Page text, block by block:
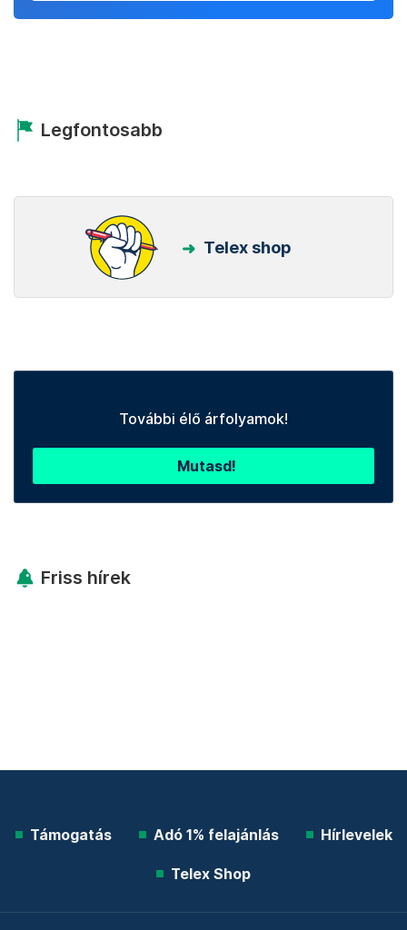
Legfontosabb
Telex shop
További élő árfolyamok!
Mutasd!
Friss hírek
Támogatás Adó 1% felajánlás Hírlevelek
Telex Shop